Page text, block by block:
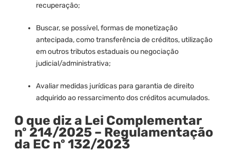
recuperação;
Buscar, se possível, formas de monetização
antecipada, como transferência de créditos, utilização
em outros tributos estaduais ou negociação
judicial/administrativa;
Avaliar medidas jurídicas para garantia de direito
adquirido ao ressarcimento dos créditos acumulados.
O que diz a Lei Complementar
nº 214/2025 – Regulamentação
da EC nº 132/2023